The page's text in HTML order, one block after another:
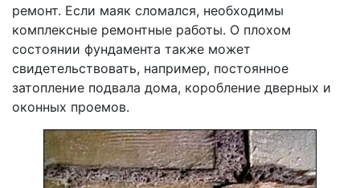
ремонт. Если маяк сломался, необходимы
комплексные ремонтные работы. О плохом
состоянии фундамента также может
свидетельствовать, например, постоянное
затопление подвала дома, коробление дверных и
оконных проемов.